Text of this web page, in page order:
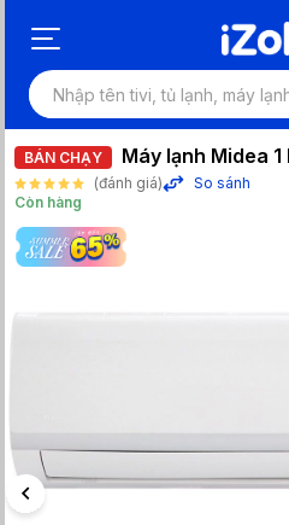
BÁN CHẠY Máy lạnh Midea 1
(đánh giá)
So sánh
Còn hàng